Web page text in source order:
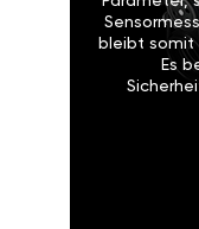
bleibt somit
Es